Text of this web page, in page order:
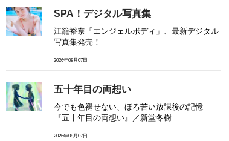
SPA！デジタル写真集
江籠裕奈「エンジェルボディ」、最新デジタル
写真集発売！
2026年08月07日
五十年目の両想い
今でも色褪せない、ほろ苦い放課後の記憶
『五十年目の両想い』／新堂冬樹
2026年08月07日